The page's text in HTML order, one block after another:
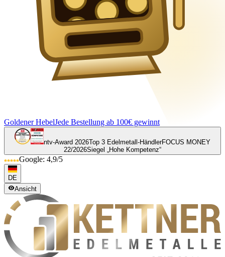
Goldener HebelJede Bestellung ab 100€ gewinnt
ntv-Award 2026Top 3 Edelmetall-HändlerFOCUS MONEY
22/2026Siegel „Hohe Kompetenz“
Google: 4,9/5
DE
Ansicht